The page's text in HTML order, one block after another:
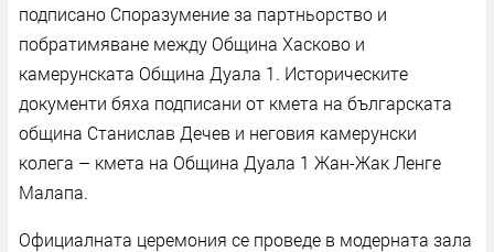
подписано Споразумение за партньорство и
побратимяване между Община Хасково и
камерунската Община Дуала 1. Историческите
документи бяха подписани от кмета на българската
община Станислав Дечев и неговия камерунски
колега – кмета на Община Дуала 1 Жан-Жак Ленге
Малапа.
Официалната церемония се проведе в модерната зала